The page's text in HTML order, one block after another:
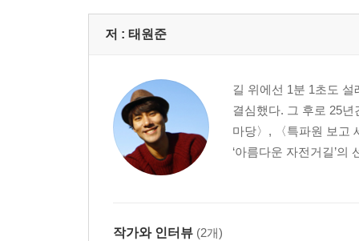
저 : 태원준
길 위에선 1분 1초도
결심했다. 그 후로 25
마당〉, 〈특파원 보고
‘아름다운 자전거길’
작가와 인터뷰 (2개)